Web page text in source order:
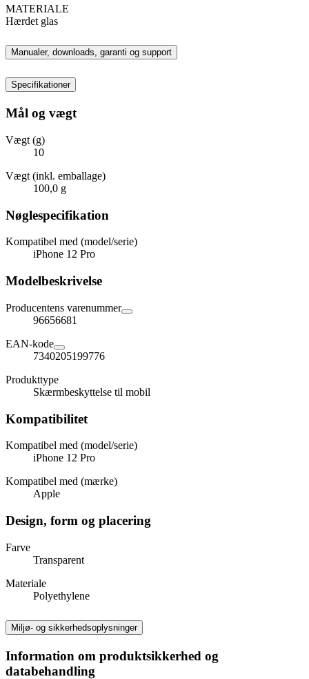
MATERIALE
Hærdet glas
Manualer, downloads, garanti og support
Specifikationer
Mål og vægt
Vægt (g)
10
Vægt (inkl. emballage)
100,0 g
Nøglespecifikation
Kompatibel med (model/serie)
iPhone 12 Pro
Modelbeskrivelse
Producentens varenummer
96656681
EAN-kode
7340205199776
Produkttype
Skærmbeskyttelse til mobil
Kompatibilitet
Kompatibel med (model/serie)
iPhone 12 Pro
Kompatibel med (mærke)
Apple
Design, form og placering
Farve
Transparent
Materiale
Polyethylene
Miljø- og sikkerhedsoplysninger
Information om produktsikkerhed og
databehandling